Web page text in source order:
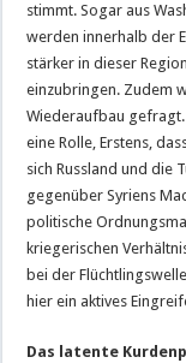
stimmt. Sogar aus
werden innerhalb der
stärker in dieser
einzubringen. Zudem
Wiederaufbau
eine Rolle, Erstens,
sich Russland und die
gegenüber Syriens
politische
kriegerischen
bei der
hier ein aktives
Das latente